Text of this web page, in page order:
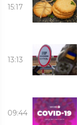
15:17
13:13
09:44